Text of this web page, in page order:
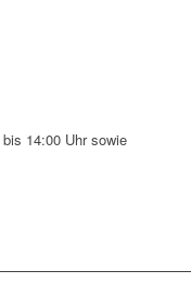
14:00 Uhr sowie